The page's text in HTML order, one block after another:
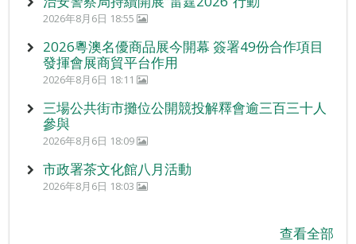
2026年8月6日 18:55
2026粵澳名優商品展今開幕 簽署49份合作項目
發揮會展商貿平台作用
2026年8月6日 18:11
三場公共街市攤位公開競投解釋會逾三百三十人
參與
2026年8月6日 18:09
市政署茶文化館八月活動
2026年8月6日 18:03
查看全部